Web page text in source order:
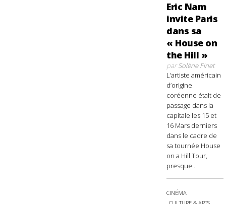
Eric Nam
invite Paris
dans sa
« House on
the Hill »
parSolène Finet
L’artiste américain
d’origine
coréenne était de
passage dans la
capitale les 15 et
16 Mars derniers
dans le cadre de
sa tournée House
on a Hill Tour,
presque...
CINÉMA